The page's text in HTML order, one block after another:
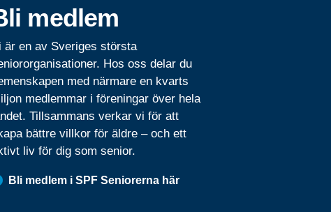
medlem
är en av Sveriges största
Hos oss delar du
med närmare en kvarts
medlemmar i föreningar över hela
Tillsammans verkar vi för att
bättre villkor för äldre – och ett
liv för dig som senior.
Bli medlem i SPF Seniorerna här